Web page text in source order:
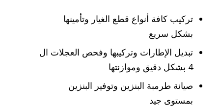
تركيب كافة أنواع قطع الغيار وتأمينها
بشكل سريع
تبديل الإطارات وتركيبها وفحص العجلات ال
4 بشكل دقيق وموازنتها
صيانة طرمبة البنزين وتوفير البنزين
بمستوى جيد